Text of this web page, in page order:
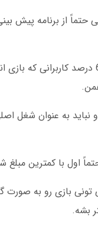
از برنامه پیش
در مارس 2025 یه آمار جالب منتشر
نباید به عنوان
اول با کمترین
1403 اضافه شد که می
بشه.